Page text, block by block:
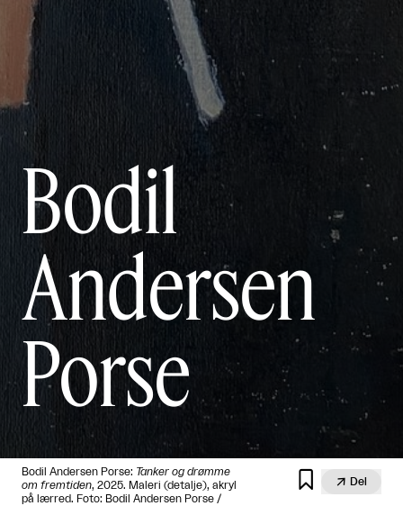
Bodil
Andersen
Porse
Bodil Andersen Porse: Tanker og drømme
om fremtiden, 2025. Maleri (detalje), akryl
på lærred. Foto: Bodil Andersen Porse /
  Del